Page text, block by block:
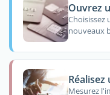
Ouvrez
Choisissez
nouveaux
Mesurez